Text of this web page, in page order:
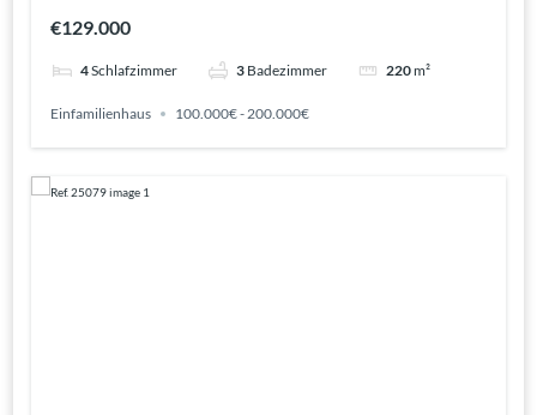
€129.000
4Schlafzimmer 3 Badezimmer 220m²
Einfamilienhaus 100.000€ - 200.000€